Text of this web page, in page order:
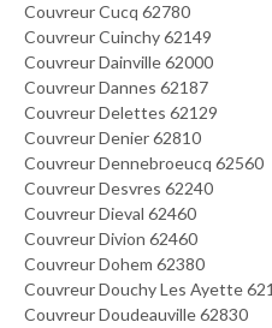
Couvreur Cucq 62780
Couvreur Cuinchy 62149
Couvreur Dainville 62000
Couvreur Dannes 62187
Couvreur Delettes 62129
Couvreur Denier 62810
Couvreur Dennebroeucq 62560
Couvreur Desvres 62240
Couvreur Dieval 62460
Couvreur Divion 62460
Couvreur Dohem 62380
Couvreur Douchy Les Ayette
Couvreur Doudeauville 62830